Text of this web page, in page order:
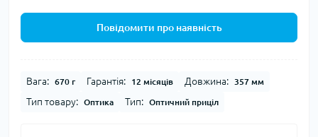
Повідомити про наявність
Вага: 670 г Гарантія: 12 місяців Довжина: 357 мм
Тип товару: Оптика Тип: Оптичний приціл